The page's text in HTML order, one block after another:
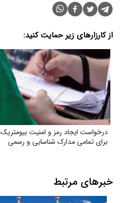
از کارزارهای زیر حمایت کنید:
درخواست ایجاد رمز و امنیت بیومتریک
برای تمامی مدارک شناسایی و رسمی
خبرهای مرتبط